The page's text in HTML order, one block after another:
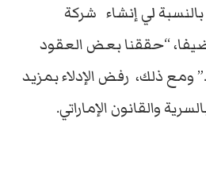
لي إنشاء شركة
“حققنا بعض العقود
ومع ذلك، رفض الإدلاء بمزيد
والقانون الإماراتي.